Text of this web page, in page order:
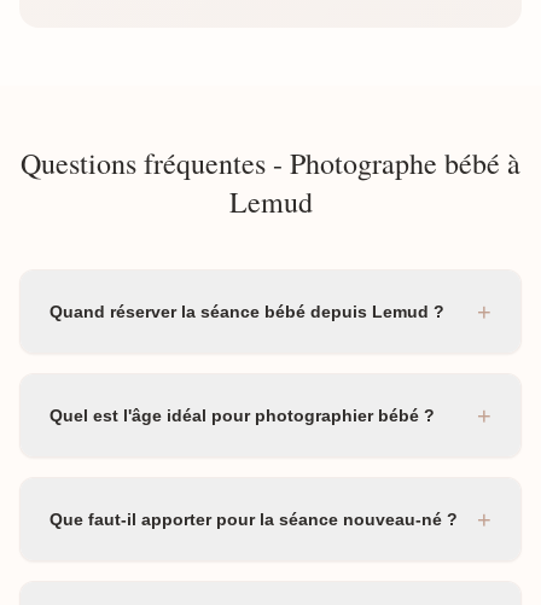
Questions fréquentes - Photographe bébé à
Lemud
Quand réserver la séance bébé depuis Lemud ? +
Quel est l'âge idéal pour photographier bébé ? +
Que faut-il apporter pour la séance nouveau-né ? +